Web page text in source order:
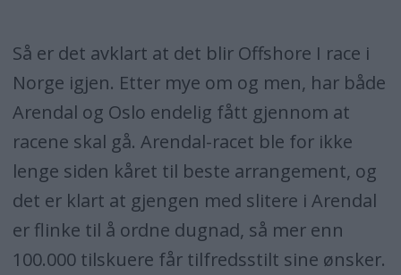
Så er det avklart at det blir Offshore I race i
Norge igjen. Etter mye om og men, har både
Arendal og Oslo endelig fått gjennom at
racene skal gå. Arendal-racet ble for ikke
lenge siden kåret til beste arrangement, og
det er klart at gjengen med slitere i Arendal
er flinke til å ordne dugnad, så mer enn
100.000 tilskuere får tilfredsstilt sine ønsker.